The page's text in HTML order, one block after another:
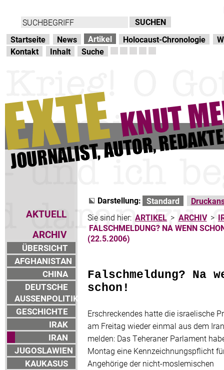
Startseite News Artikel Holocaust-Chronologie
Kontakt
Inhalt Suche
AKTUELL
ARCHIV
ÜBERSICHT
AFGHANISTAN
CHINA
DEUTSCHE
AUSSENPOLITIK
GESCHICHTE
IRAK
IRAN
JUGOSLAWIEN
KAUKASUS
Darstellung: Standard
Sie sind hier: ARTIKEL > ARCHIV >
FALSCHMELDUNG? NA WENN
(22.5.2006)
Falschmeldung? Na
schon!
Erschreckendes hatte die israelische
am Freitag wieder einmal aus dem
melden: Das Teheraner Parlament
Montag eine Kennzeichnungspflicht
Angehörige der nicht-moslemischen